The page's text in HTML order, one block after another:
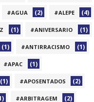
#AGUA (2) #ALEPE (4)
(1) #ANIVERSARIO (1)
(1) #ANTIRRACISMO (1)
#APAC (1)
(1) #APOSENTADOS (2)
#ARBITRAGEM (2)